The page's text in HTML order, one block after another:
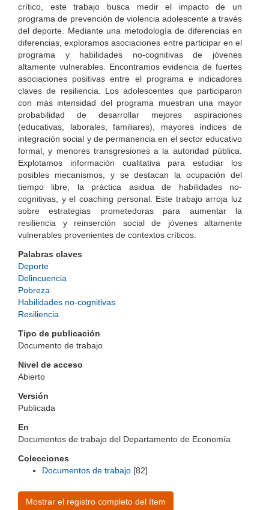
crítico, este trabajo busca medir el impacto de un
programa de prevención de violencia adolescente a través
del deporte. Mediante una metodología de diferencias en
diferencias, exploramos asociaciones entre participar en el
programa y habilidades no-cognitivas de jóvenes
altamente vulnerables. Encontramos evidencia de fuertes
asociaciones positivas entre el programa e indicadores
claves de resiliencia. Los adolescentes que participaron
con más intensidad del programa muestran una mayor
probabilidad de desarrollar mejores aspiraciones
(educativas, laborales, familiares), mayores índices de
integración social y de permanencia en el sector educativo
formal, y menores transgresiones a la autoridad pública.
Explotamos información cualitativa para estudiar los
posibles mecanismos, y se destacan la ocupación del
tiempo libre, la práctica asidua de habilidades no-
cognitivas, y el coaching personal. Este trabajo arroja luz
sobre estrategias prometedoras para aumentar la
resiliencia y reinserción social de jóvenes altamente
vulnerables provenientes de contextos críticos.
Palabras claves
Deporte
Delincuencia
Pobreza
Habilidades no-cognitivas
Resiliencia
Tipo de publicación
Documento de trabajo
Nivel de acceso
Abierto
Versión
Publicada
En
Documentos de trabajo del Departamento de Economía
Colecciones
Documentos de trabajo [82]
Mostrar el registro completo del ítem